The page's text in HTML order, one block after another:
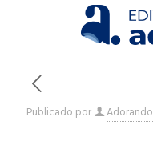
Publicado por Adorando